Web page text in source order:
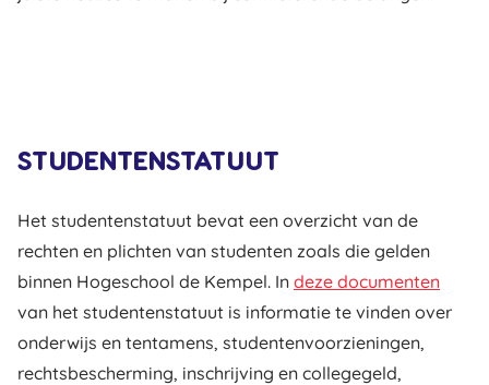
STUDENTENSTATUUT
Het studentenstatuut bevat een overzicht van de
rechten en plichten van studenten zoals die gelden
binnen Hogeschool de Kempel. In deze documenten
van het studentenstatuut is informatie te vinden over
onderwijs en tentamens, studentenvoorzieningen,
rechtsbescherming, inschrijving en collegegeld,